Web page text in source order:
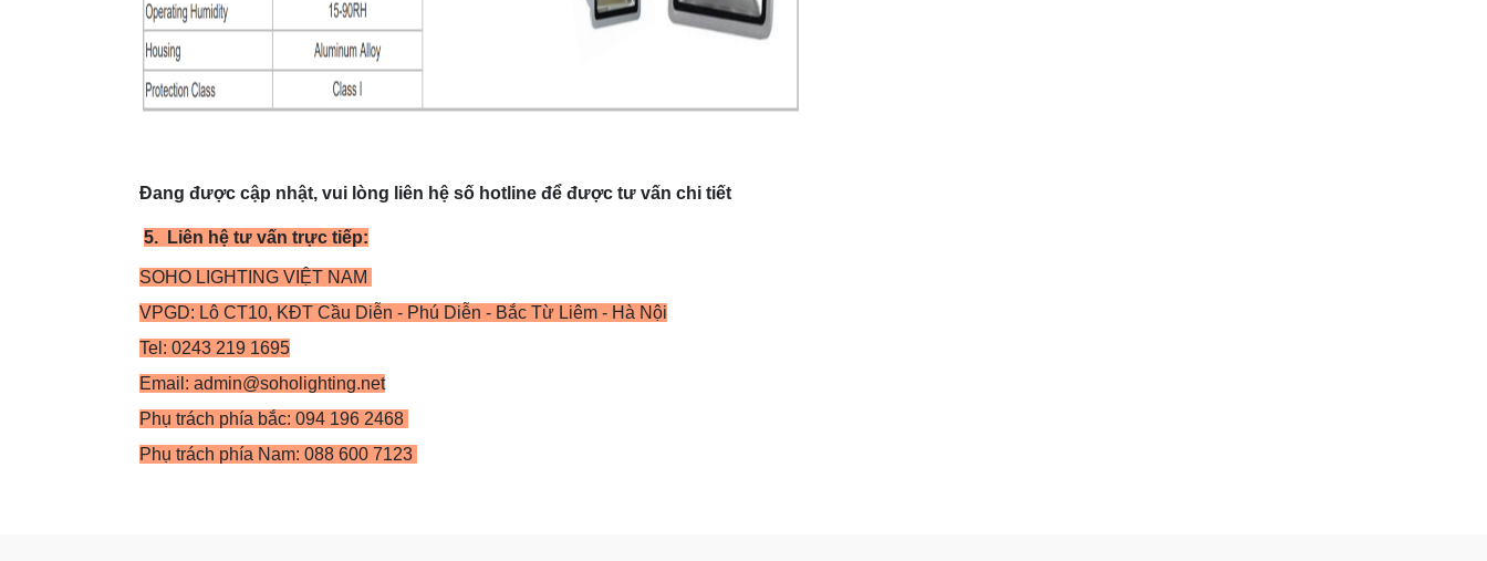
Đang được cập nhật, vui lòng liên hệ số hotline để được tư vấn chi tiết
5. Liên hệ tư vấn trực tiếp:
SOHO LIGHTING VIỆT NAM
VPGD: Lô CT10, KĐT Cầu Diễn - Phú Diễn - Bắc Từ Liêm - Hà Nội
Tel: 0243 219 1695
Email: admin@soholighting.net
Phụ trách phía bắc: 094 196 2468
Phụ trách phía Nam: 088 600 7123